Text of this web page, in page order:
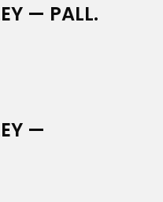
— PALL.
—